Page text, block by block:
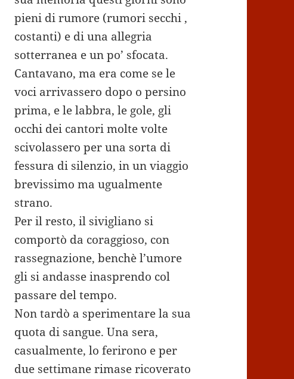
pieni di rumore (rumori secchi ,
costanti) e di una allegria
sotterranea e un po’ sfocata.
Cantavano, ma era come se le
voci arrivassero dopo o persino
prima, e le labbra, le gole, gli
occhi dei cantori molte volte
scivolassero per una sorta di
fessura di silenzio, in un viaggio
brevissimo ma ugualmente
strano.
Per il resto, il sivigliano si
comportò da coraggioso, con
rassegnazione, benchè l’umore
gli si andasse inasprendo col
passare del tempo.
Non tardò a sperimentare la sua
quota di sangue. Una sera,
casualmente, lo ferirono e per
due settimane rimase ricoverato